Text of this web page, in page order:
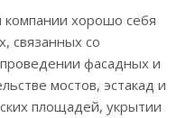
хорошо себя
связанных со
фасадных и
мостов, эстакад и
площадей, укрытии